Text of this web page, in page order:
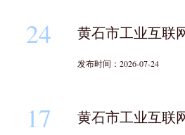
24 黄石市工业互联
发布时间：2026-07-24
17 黄石市工业互联